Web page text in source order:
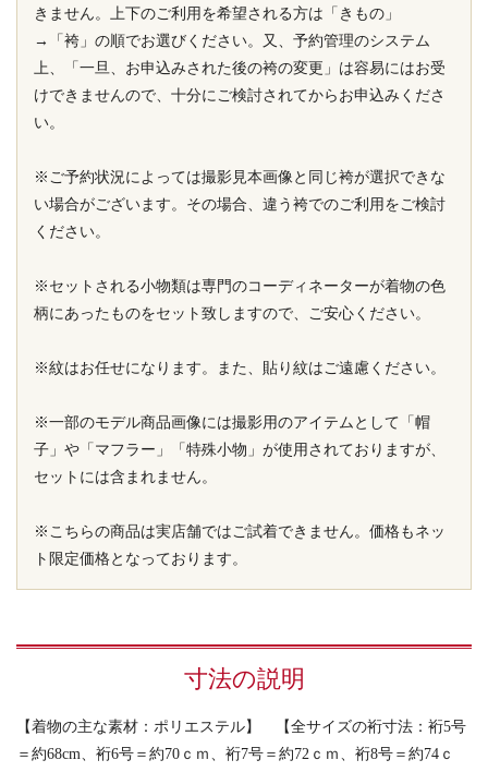
きません。上下のご利用を希望される方は「きもの」
→「袴」の順でお選びください。又、予約管理のシステム
上、「一旦、お申込みされた後の袴の変更」は容易にはお受
けできませんので、十分にご検討されてからお申込みくださ
い。
※ご予約状況によっては撮影見本画像と同じ袴が選択できな
い場合がございます。その場合、違う袴でのご利用をご検討
ください。
※セットされる小物類は専門のコーディネーターが着物の色
柄にあったものをセット致しますので、ご安心ください。
※紋はお任せになります。また、貼り紋はご遠慮ください。
※一部のモデル商品画像には撮影用のアイテムとして「帽
子」や「マフラー」「特殊小物」が使用されておりますが、
セットには含まれません。
※こちらの商品は実店舗ではご試着できません。価格もネッ
ト限定価格となっております。
寸法の説明
【着物の主な素材：ポリエステル】 【全サイズの裄寸法：裄5号
＝約68cm、裄6号＝約70ｃｍ、裄7号＝約72ｃｍ、裄8号＝約74ｃ